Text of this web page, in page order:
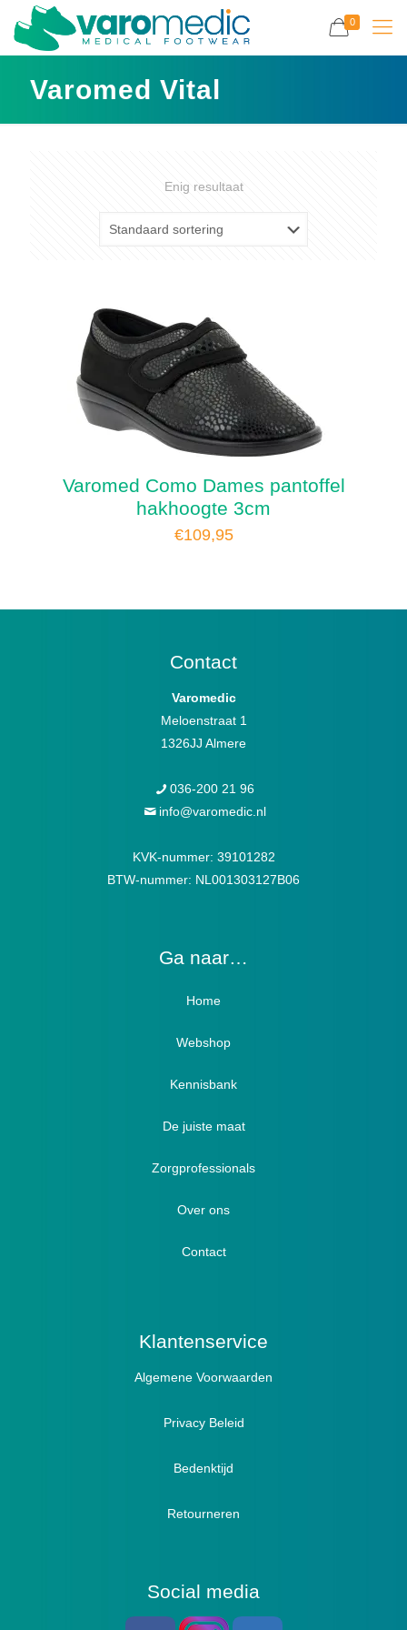
0
Varomed Vital
Enig resultaat
Varomed Como Dames pantoffel
hakhoogte 3cm
€109,95
Contact
Varomedic
Meloenstraat 1
1326JJ Almere
036-200 21 96
info@varomedic.nl
KVK-nummer: 39101282
BTW-nummer: NL001303127B06
Ga naar…
Home
Webshop
Verbandschoenen / Verbandsloffen
Luxe verbandschoenen / stretch (Hallux)
Diabetici
Winterboots
Lymph / Oedeem
Actief
Pantoffels
Sandalen
Kennisbank
Diabetici
Oedeem
Hallux Valgus
Hamertenen
De juiste maat
Zorgprofessionals
Over ons
Contact
Klantenservice
Algemene Voorwaarden
Privacy Beleid
Bedenktijd
Retourneren
Social media